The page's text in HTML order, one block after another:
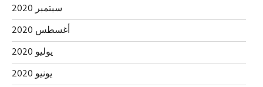
سبتمبر 2020
أغسطس 2020
يوليو 2020
يونيو 2020